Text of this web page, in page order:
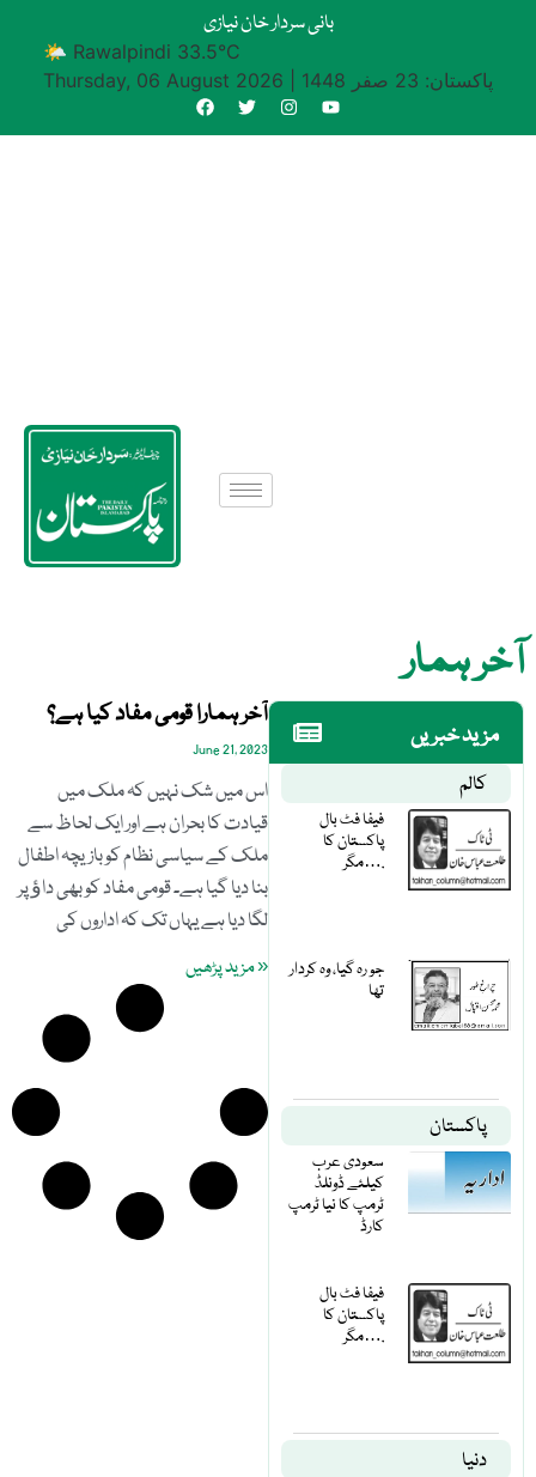
بانی سردار خان نیازی
🌤 Rawalpindi 33.5°C
Thursday, 06 August 2026
پاکستان: 23 صفر 1448
آخر ہمار
مزید خبریں
کالم
فیفا فٹ بال
پاکستان کا
مگر….
جو رہ گیا، وہ کردار
تھا
پاکستان
سعودی عرب
کیلئے ڈونلڈ
ٹرمپ کا نیا ٹرمپ
کارڈ
فیفا فٹ بال
پاکستان کا
مگر….
دنیا
آخر ہمارا قومی مفاد کیا ہے؟
June 21, 2023
اس میں شک نہیں کہ ملک میں
قیادت کا بحران ہے اور ایک لحاظ سے
ملک کے سیاسی نظام کو بازیچہ اطفال
بنا دیا گیا ہے۔ قومی مفاد کو بھی داﺅ پر
لگا دیا ہے یہاں تک کہ اداروں کی
« مزید پڑھیں